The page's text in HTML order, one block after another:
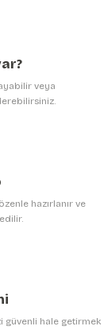
veya
hazırlanır ve
güvenli hale getirmek